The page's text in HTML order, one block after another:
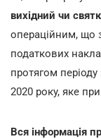
вихідний чи
операційним, що
податкових
протягом
2020 року, яке
Вся інформація